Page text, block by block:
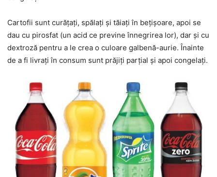
Cartofii sunt curățați, spălați și tăiați în bețișoare, apoi se
dau cu pirosfat (un acid ce previne înnegrirea lor), dar și cu
dextroză pentru a le crea o culoare galbenă-aurie. Înainte
de a fi livrați în consum sunt prăjiți parțial și apoi congelați.